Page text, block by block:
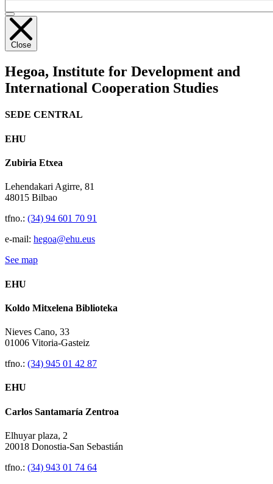
Close
Hegoa, Institute for Development and
International Cooperation Studies
SEDE CENTRAL
EHU
Zubiria Etxea
Lehendakari Agirre, 81
48015 Bilbao
tfno.: (34) 94 601 70 91
e-mail: hegoa@ehu.eus
See map
EHU
Koldo Mitxelena Biblioteka
Nieves Cano, 33
01006 Vitoria-Gasteiz
tfno.: (34) 945 01 42 87
EHU
Carlos Santamaría Zentroa
Elhuyar plaza, 2
20018 Donostia-San Sebastián
tfno.: (34) 943 01 74 64